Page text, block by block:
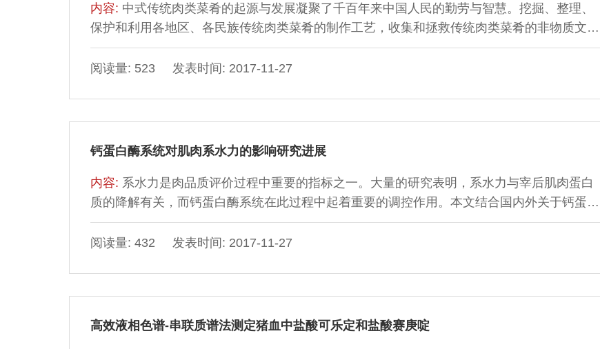
内容: 中式传统肉类菜肴的起源与发展凝聚了千百年来中国人民的勤劳与智慧。挖掘、整理、
保护和利用各地区、各民族传统肉类菜肴的制作工艺，收集和拯救传统肉类菜肴的非物质文化
遗产，是继承和弘扬中华民族的饮食文化、发展现代肉类加工业、保障我国肉类食品质量安全
以及加快中国食品的国际化进程的重要举措。具体方法和步骤需要开展对中式传统肉类菜肴制
终目的是对其进行有效利用
阅读量: 523 发表时间: 2017-11-27
钙蛋白酶系统对肌肉系水力的影响研究进展
内容: 系水力是肉品质评价过程中重要的指标之一。大量的研究表明，系水力与宰后肌肉蛋白
质的降解有关，而钙蛋白酶系统在此过程中起着重要的调控作用。本文结合国内外关于钙蛋白
酶在肌肉系水力方面的研究，概述了系水力、钙蛋白酶系统，及其钙蛋白酶对系水力影响的可
能作用机制，旨在为今后其在该领域的进一步研究提供参考。
阅读量: 432 发表时间: 2017-11-27
高效液相色谱-串联质谱法测定猪血中盐酸可乐定和盐酸赛庚啶